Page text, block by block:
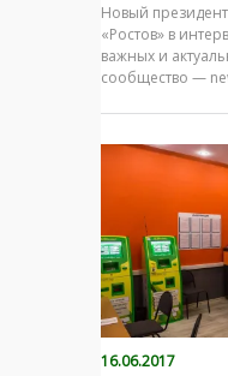
Новый
«Ростов» в
важных и
сообщество —
16.06.2017